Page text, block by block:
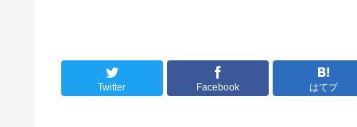
Twitter Facebook はてブ